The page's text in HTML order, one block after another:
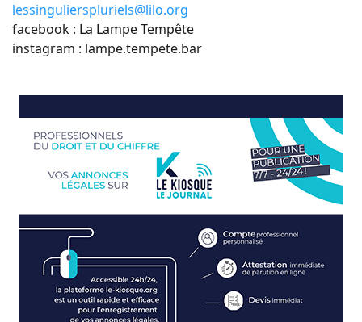
lessingulierspluriels@lilo.org
facebook : La Lampe Tempête
instagram : lampe.tempete.bar